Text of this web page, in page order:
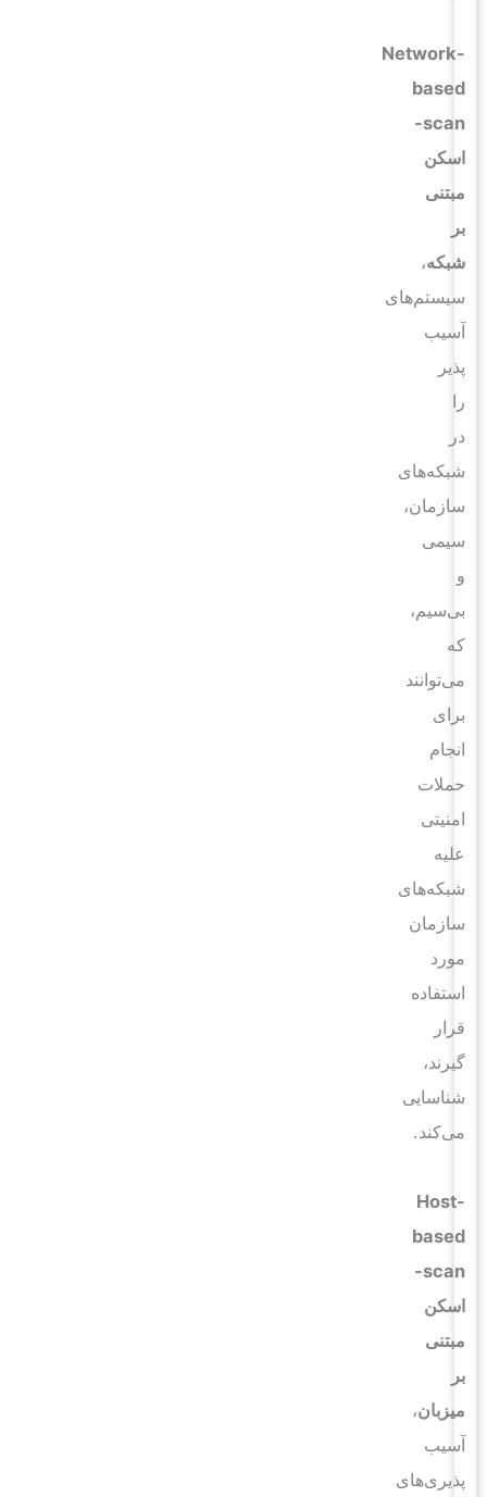
Network-
based
scan-
اسکن
مبتنی
شبکه،
سیستم‌های
آسیب
پذیر
شبکه‌های
سازمان،
سیمی
بی‌سیم،
می‌توانند
برای
انجام
حملات
امنیتی
علیه
شبکه‌های
سازمان
مورد
استفاده
قرار
گیرند،
شناسایی
می‌کند.
Host-
based
scan-
اسکن
مبتنی
میزبان،
آسیب
پذیری‌های